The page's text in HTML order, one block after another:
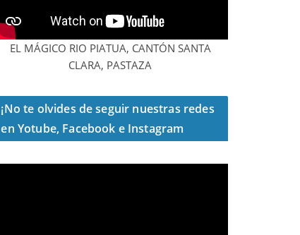
EL MÁGICO RIO PIATUA, CANTÓN SANTA
CLARA, PASTAZA
¡No te olvides de seguir nuestras redes
en Yotube, Facebook e Instagram